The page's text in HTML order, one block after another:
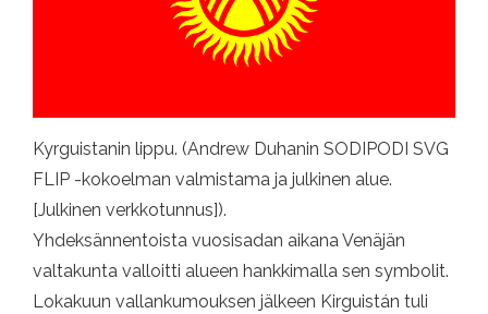
Kyrguistanin lippu. (Andrew Duhanin SODIPODI SVG
FLIP -kokoelman valmistama ja julkinen alue.
[Julkinen verkkotunnus]).
Yhdeksännentoista vuosisadan aikana Venäjän
valtakunta valloitti alueen hankkimalla sen symbolit.
Lokakuun vallankumouksen jälkeen Kirguistán tuli